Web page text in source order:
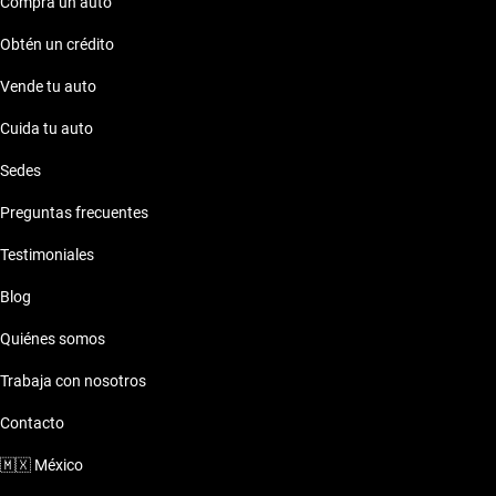
Obtén un crédito
Vende tu auto
Cuida tu auto
Sedes
Preguntas frecuentes
Testimoniales
Blog
Quiénes somos
Trabaja con nosotros
Contacto
🇲🇽 México